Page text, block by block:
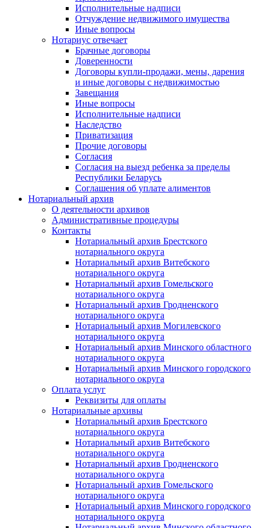
Исполнительные надписи
Отчуждение недвижимого имущества
Иные вопросы
Нотариус отвечает
Брачные договоры
Доверенности
Договоры купли-продажи, мены, дарения
и иные договоры с недвижимостью
Завещания
Иные вопросы
Исполнительные надписи
Наследство
Приватизация
Прочие договоры
Согласия
Согласия на выезд ребенка за пределы
Республики Беларусь
Соглашения об уплате алиментов
Нотариальный архив
О деятельности архивов
Административные процедуры
Контакты
Нотариальный архив Брестского
нотариального округа
Нотариальный архив Витебского
нотариального округа
Нотариальный архив Гомельского
нотариального округа
Нотариальный архив Гродненского
нотариального округа
Нотариальный архив Могилевского
нотариального округа
Нотариальный архив Минского областного
нотариального округа
Нотариальный архив Минского городского
нотариального округа
Оплата услуг
Реквизиты для оплаты
Нотариальные архивы
Нотариальный архив Брестского
нотариального округа
Нотариальный архив Витебского
нотариального округа
Нотариальный архив Гродненского
нотариального округа
Нотариальный архив Гомельского
нотариального округа
Нотариальный архив Минского городского
нотариального округа